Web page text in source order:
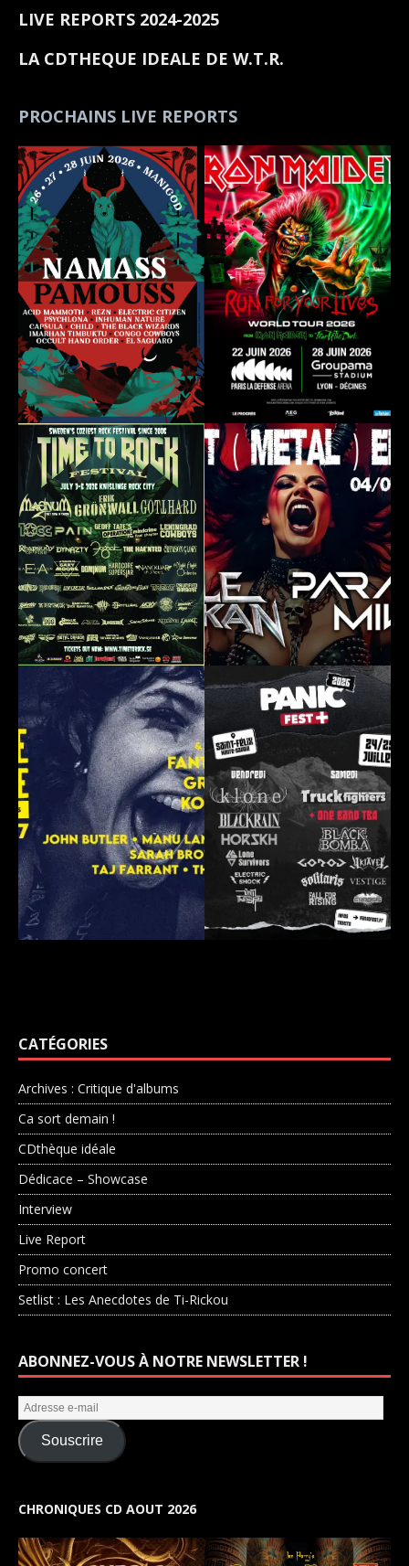
LIVE REPORTS 2024-2025
LA CDTHEQUE IDEALE DE W.T.R.
PROCHAINS LIVE REPORTS
CATÉGORIES
Archives : Critique d'albums
Ca sort demain !
CDthèque idéale
Dédicace – Showcase
Interview
Live Report
Promo concert
Setlist : Les Anecdotes de Ti-Rickou
ABONNEZ-VOUS À NOTRE NEWSLETTER !
Souscrire
CHRONIQUES CD AOUT 2026